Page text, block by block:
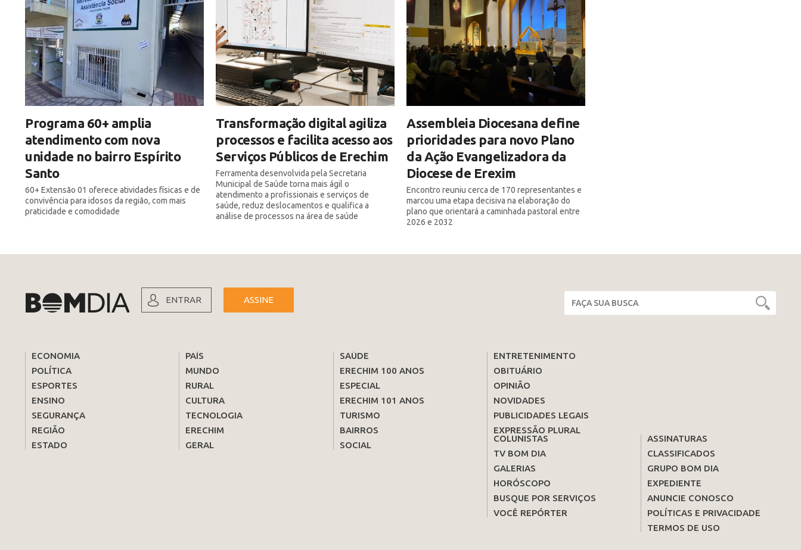
Programa 60+ amplia
atendimento com nova
unidade no bairro Espírito
Santo
60+ Extensão 01 oferece atividades físicas e de
convivência para idosos da região, com mais
praticidade e comodidade
Transformação digital agiliza
processos e facilita acesso aos
Serviços Públicos de Erechim
Ferramenta desenvolvida pela Secretaria
Municipal de Saúde torna mais ágil o
atendimento a profissionais e serviços de
saúde, reduz deslocamentos e qualifica a
análise de processos na área de saúde
Assembleia Diocesana define
prioridades para novo Plano
da Ação Evangelizadora da
Diocese de Erexim
Encontro reuniu cerca de 170 representantes e
marcou uma etapa decisiva na elaboração do
plano que orientará a caminhada pastoral entre
2026 e 2032
ENTRAR ASSINE
ECONOMIA
POLÍTICA
ESPORTES
ENSINO
SEGURANÇA
REGIÃO
ESTADO
PAÍS
MUNDO
RURAL
CULTURA
TECNOLOGIA
ERECHIM
GERAL
SAÚDE
ERECHIM 100 ANOS
ESPECIAL
ERECHIM 101 ANOS
TURISMO
BAIRROS
SOCIAL
ENTRETENIMENTO
OBITUÁRIO
OPINIÃO
NOVIDADES
PUBLICIDADES LEGAIS
EXPRESSÃO PLURAL
COLUNISTAS
TV BOM DIA
GALERIAS
HORÓSCOPO
BUSQUE POR SERVIÇOS
VOCÊ REPÓRTER
ASSINATURAS
CLASSIFICADOS
GRUPO BOM DIA
EXPEDIENTE
ANUNCIE CONOSCO
POLÍTICAS E PRIVACIDADE
TERMOS DE USO